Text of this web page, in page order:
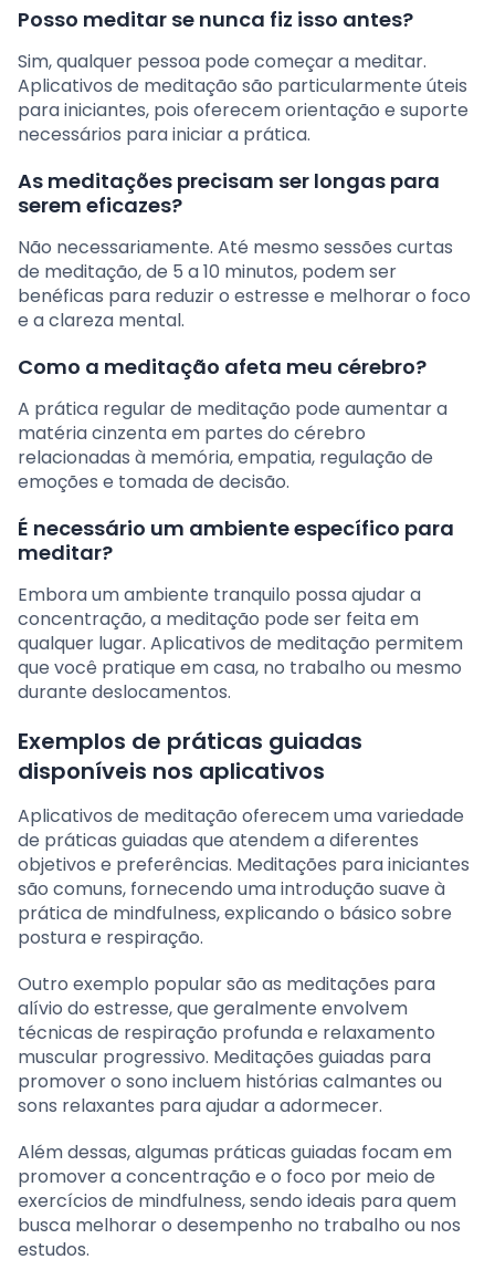
Posso meditar se nunca fiz isso antes?
Sim, qualquer pessoa pode começar a meditar.
Aplicativos de meditação são particularmente úteis
para iniciantes, pois oferecem orientação e suporte
necessários para iniciar a prática.
As meditações precisam ser longas para
serem eficazes?
Não necessariamente. Até mesmo sessões curtas
de meditação, de 5 a 10 minutos, podem ser
benéficas para reduzir o estresse e melhorar o foco
e a clareza mental.
Como a meditação afeta meu cérebro?
A prática regular de meditação pode aumentar a
matéria cinzenta em partes do cérebro
relacionadas à memória, empatia, regulação de
emoções e tomada de decisão.
É necessário um ambiente específico para
meditar?
Embora um ambiente tranquilo possa ajudar a
concentração, a meditação pode ser feita em
qualquer lugar. Aplicativos de meditação permitem
que você pratique em casa, no trabalho ou mesmo
durante deslocamentos.
Exemplos de práticas guiadas
disponíveis nos aplicativos
Aplicativos de meditação oferecem uma variedade
de práticas guiadas que atendem a diferentes
objetivos e preferências. Meditações para iniciantes
são comuns, fornecendo uma introdução suave à
prática de mindfulness, explicando o básico sobre
postura e respiração.
Outro exemplo popular são as meditações para
alívio do estresse, que geralmente envolvem
técnicas de respiração profunda e relaxamento
muscular progressivo. Meditações guiadas para
promover o sono incluem histórias calmantes ou
sons relaxantes para ajudar a adormecer.
Além dessas, algumas práticas guiadas focam em
promover a concentração e o foco por meio de
exercícios de mindfulness, sendo ideais para quem
busca melhorar o desempenho no trabalho ou nos
estudos.